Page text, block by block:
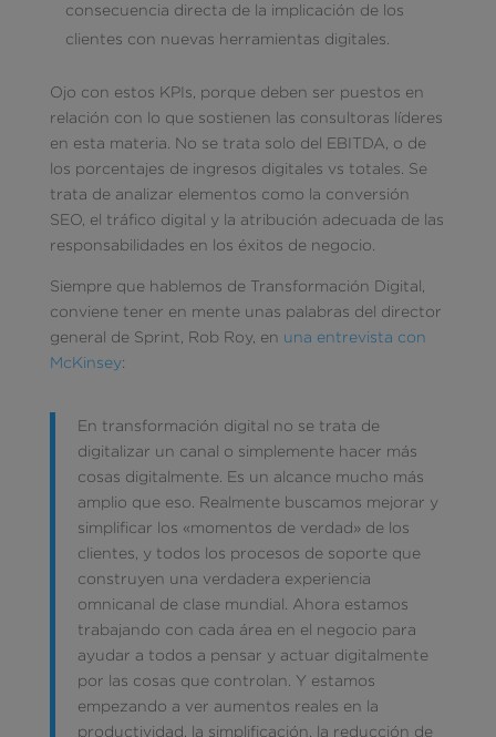
consecuencia directa de la implicación de los
clientes con nuevas herramientas digitales.
Ojo con estos KPIs, porque deben ser puestos en
relación con lo que sostienen las consultoras líderes
en esta materia. No se trata solo del EBITDA, o de
los porcentajes de ingresos digitales vs totales. Se
trata de analizar elementos como la conversión
SEO, el tráfico digital y la atribución adecuada de las
responsabilidades en los éxitos de negocio.
Siempre que hablemos de Transformación Digital,
conviene tener en mente unas palabras del director
general de Sprint, Rob Roy, en una entrevista con
McKinsey:
En transformación digital no se trata de
digitalizar un canal o simplemente hacer más
cosas digitalmente. Es un alcance mucho más
amplio que eso. Realmente buscamos mejorar y
simplificar los «momentos de verdad» de los
clientes, y todos los procesos de soporte que
construyen una verdadera experiencia
omnicanal de clase mundial. Ahora estamos
trabajando con cada área en el negocio para
ayudar a todos a pensar y actuar digitalmente
por las cosas que controlan. Y estamos
empezando a ver aumentos reales en la
productividad, la simplificación, la reducción de